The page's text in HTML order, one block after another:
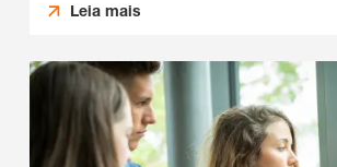
Leia mais